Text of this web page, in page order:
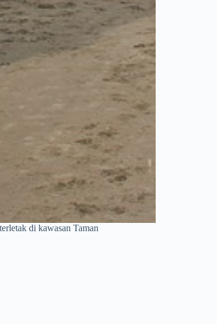
di kawasan Taman